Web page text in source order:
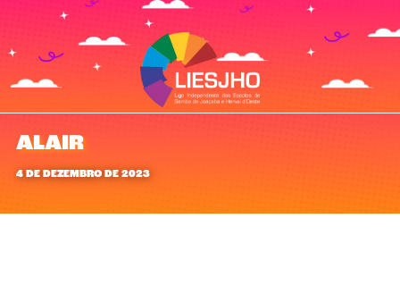
ALAIR
4 DE DEZEMBRO DE 2023